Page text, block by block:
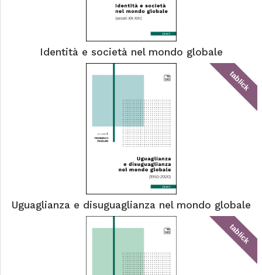
Identità e società nel mondo globale
tablick
Uguaglianza e disuguaglianza nel mondo globale
tablick